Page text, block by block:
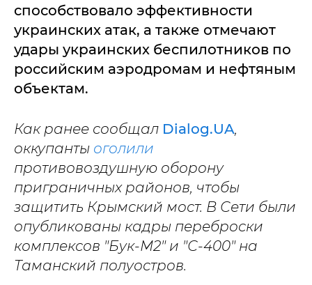
способствовало эффективности
украинских атак, а также отмечают
удары украинских беспилотников по
российским аэродромам и нефтяным
объектам.
Как ранее сообщал Dialog.UA,
оккупанты оголили
противовоздушную оборону
приграничных районов, чтобы
защитить Крымский мост. В Сети были
опубликованы кадры переброски
комплексов "Бук-М2" и "С-400" на
Таманский полуостров.